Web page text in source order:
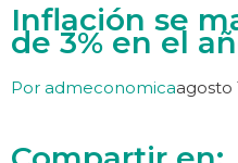
Inflación se
de 3% en el
Por admeconomicaagosto